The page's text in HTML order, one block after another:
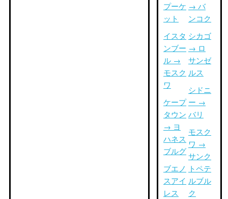
プーケ
ット
イスタ
ンブー
ル →
モスク
ワ
ケープ
タウン
→ ヨ
ハネス
ブルグ
ブエノ
スアイ
レス
→ バ
ンコク
シカゴ
→ ロ
サンゼ
ルス
シドニ
ー →
バリ
モスク
ワ →
サンク
トペテ
ルブル
ク